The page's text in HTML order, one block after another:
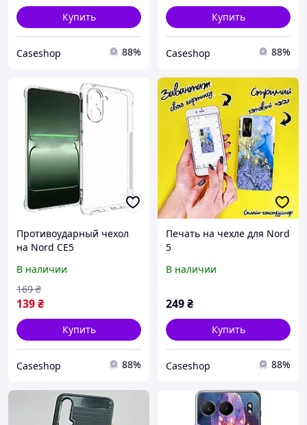
Купить
Caseshop 88%
Купить
Caseshop 88%
Противоударный чехол
на Nord CE5
В наличии
139₴
169 ₴
Купить
Caseshop 88%
Печать на чехле для Nord
5
В наличии
249₴
Купить
Caseshop 88%